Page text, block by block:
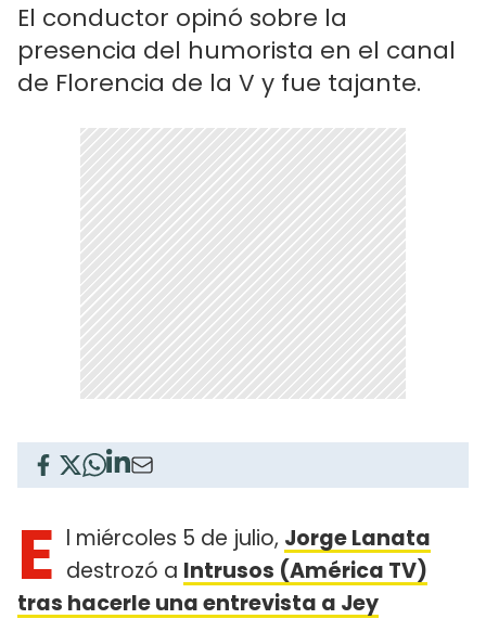
El conductor opinó sobre la
presencia del humorista en el canal
de Florencia de la V y fue tajante.
E l miércoles 5 de julio, Jorge Lanata
destrozó a Intrusos (América TV)
tras hacerle una entrevista a Jey